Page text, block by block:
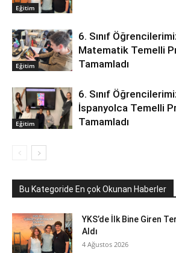
Eğitim
Eğitim
6. Sınıf
Matematik Temelli
Tamamladı
Eğitim
6. Sınıf
İspanyolca Temelli
Tamamladı
Bu Kategoride En çok Okunan Haberler
YKS’de İlk Bine Giren
Aldı
4 Ağustos 2026